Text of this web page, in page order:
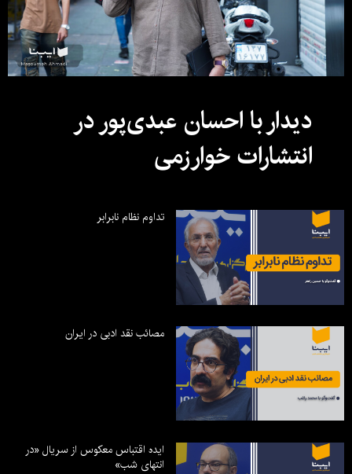
دیدار با احسان عبدی‌پور در
انتشارات خوارزمی
تداوم نظام نابرابر
مصائب نقد ادبی در ایران
ایده اقتباس معکوس از سریال «در
انتهای شب»